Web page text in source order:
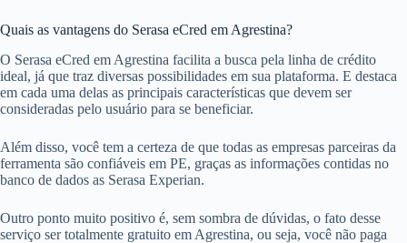
Quais as vantagens do Serasa eCred em Agrestina?
O Serasa eCred em Agrestina facilita a busca pela linha de crédito
ideal, já que traz diversas possibilidades em sua plataforma. E destaca
em cada uma delas as principais características que devem ser
consideradas pelo usuário para se beneficiar.
Além disso, você tem a certeza de que todas as empresas parceiras da
ferramenta são confiáveis em PE, graças as informações contidas no
banco de dados as Serasa Experian.
Outro ponto muito positivo é, sem sombra de dúvidas, o fato desse
serviço ser totalmente gratuito em Agrestina, ou seja, você não paga